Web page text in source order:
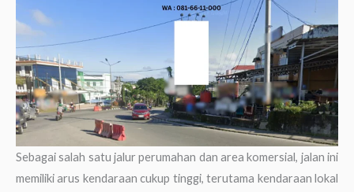
Sebagai salah satu jalur perumahan dan area komersial, jalan ini
memiliki arus kendaraan cukup tinggi, terutama kendaraan lokal